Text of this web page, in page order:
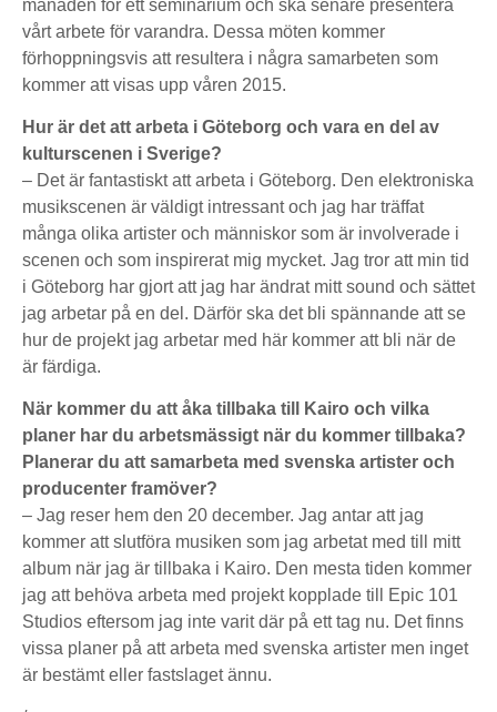
månaden för ett seminarium och ska senare presentera
vårt arbete för varandra. Dessa möten kommer
förhoppningsvis att resultera i några samarbeten som
kommer att visas upp våren 2015.
Hur är det att arbeta i Göteborg och vara en del av
kulturscenen i Sverige?
– Det är fantastiskt att arbeta i Göteborg. Den elektroniska
musikscenen är väldigt intressant och jag har träffat
många olika artister och människor som är involverade i
scenen och som inspirerat mig mycket. Jag tror att min tid
i Göteborg har gjort att jag har ändrat mitt sound och sättet
jag arbetar på en del. Därför ska det bli spännande att se
hur de projekt jag arbetar med här kommer att bli när de
är färdiga.
När kommer du att åka tillbaka till Kairo och vilka
planer har du arbetsmässigt när du kommer tillbaka?
Planerar du att samarbeta med svenska artister och
producenter framöver?
– Jag reser hem den 20 december. Jag antar att jag
kommer att slutföra musiken som jag arbetat med till mitt
album när jag är tillbaka i Kairo. Den mesta tiden kommer
jag att behöva arbeta med projekt kopplade till Epic 101
Studios eftersom jag inte varit där på ett tag nu. Det finns
vissa planer på att arbeta med svenska artister men inget
är bestämt eller fastslaget ännu.